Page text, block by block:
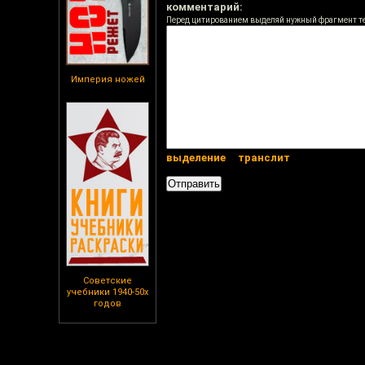
Империя ножей
Советские
учебники 1940-50х
годов
комментарий:
Перед цитированием выделяй нужный фрагмент
выделение транслит